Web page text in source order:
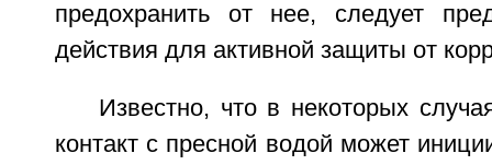
предохранить от нее, следует
действия для активной защиты от
Известно, что в некоторых
контакт с пресной водой может